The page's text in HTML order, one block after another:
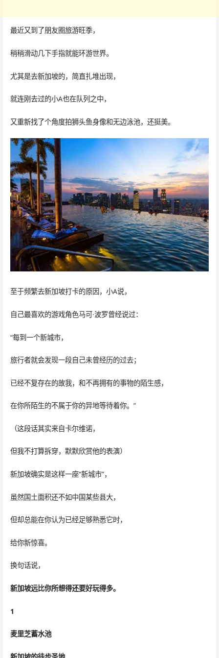
最近又到了朋友圈旅游旺季，
稍稍滑动几下手指就能环游世界。
尤其是去新加坡的，简直扎堆出现，
就连刚去过的小A也在队列之中，
又重新找了个角度拍狮头鱼身像和无边泳池，还挺美。
至于频繁去新加坡打卡的原因，小A说，
自己最喜欢的游戏角色马可·波罗曾经说过：
“每到一个新城市，
旅行者就会发现一段自己未曾经历的过去；
已经不复存在的故我，和不再拥有的事物的陌生感，
在你所陌生的不属于你的异地等待着你。”
（这段话其实来自卡尔维诺，
但我不打算拆穿，默默欣赏他的表演）
新加坡确实是这样一座“新城市”，
虽然国土面积还不如中国某些县大，
但却总能在你认为已经足够熟悉它时，
给你新惊喜。
换句话说，
新加坡远比你所想得还要好玩得多。
1
麦里芝蓄水池